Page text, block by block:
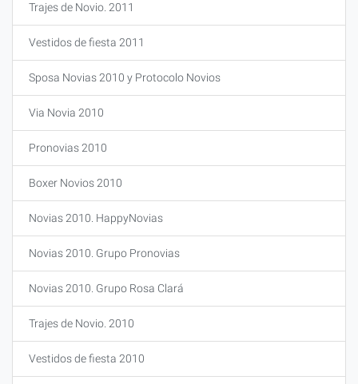
Trajes de Novio. 2011
Vestidos de fiesta 2011
Sposa Novias 2010 y Protocolo Novios
Via Novia 2010
Pronovias 2010
Boxer Novios 2010
Novias 2010. HappyNovias
Novias 2010. Grupo Pronovias
Novias 2010. Grupo Rosa Clará
Trajes de Novio. 2010
Vestidos de fiesta 2010